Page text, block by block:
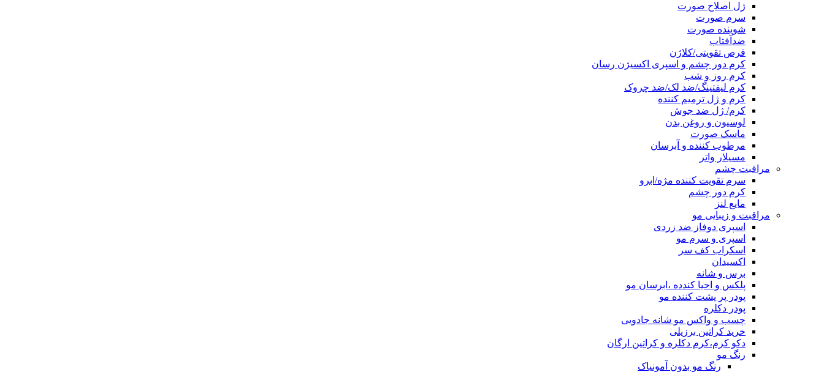
ژل اصلاح صورت
سرم صورت
شوینده صورت
ضدآفتاب
قرص تقویتی/کلاژن
کرم دور چشم و اسپری اکسیژن رسان
کرم روز و شب
کرم لیفتینگ/ضد لک/ضد چروک
کرم و ژل ترمیم کننده
کرم/ ژل ضد جوش
لوسیون و روغن بدن
ماسک صورت
مرطوب کننده و آبرسان
مسیلار واتر
مراقبت چشم
سرم تقویت کننده مژه/ابرو
کرم دور چشم
مایع لنز
مراقبت و زیبایی مو
اسپری دوفاز ضد زردی
اسپری و سرم مو
اسکراب کف سر
اکسیدان
برس و شانه
پلکس و احیا کندده ،ابرسان مو
پودر پر پشت کننده مو
پودر دکلره
چسب و واکس مو شانه جادویی
خرید کراتین برزیلی
دکو کرم،کرم دکلره و کراتین ارگان
رنگ مو
رنگ مو بدون آمونیاک